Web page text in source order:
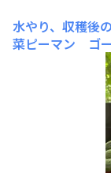
水やり、収穫後
菜ピーマン ゴ
ト 毎朝庭仕事
🍅 アイスコー
丸かじりするの